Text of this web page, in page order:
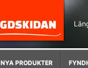
NYA PRODUKTER